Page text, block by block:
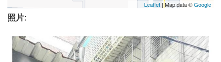
Leaflet | Map data ©Google
照片: